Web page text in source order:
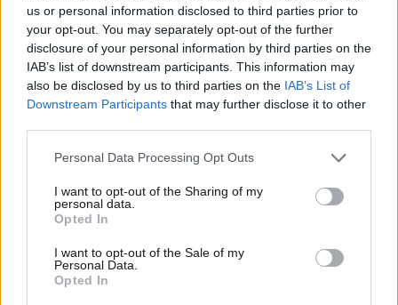
us or personal information disclosed to third parties prior to
your opt-out. You may separately opt-out of the further
disclosure of your personal information by third parties on the
IAB’s list of downstream participants. This information may
also be disclosed by us to third parties on the IAB’s List of
Downstream Participants that may further disclose it to other
Please note that this website/app uses one or more Google
not limited to your visit or usage behaviour. You may click to
grant or deny consent to Google and its third-party tags to
use your data for below specified purposes in below Google
consent section.
Personal Data Processing Opt Outs
I want to opt-out of the Sharing of my
personal data.
Opted In
I want to opt-out of the Sale of my
Personal Data.
Opted In
10·07·2026 14:06
Δημοκρατία μας είναι πολύ ισχυρή και πάντα νικάει